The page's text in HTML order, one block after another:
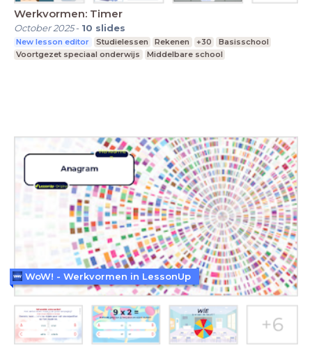
Werkvormen: Timer
October 2025- 10 slides
New lesson editor Studielessen Rekenen +30
Basisschool
Voortgezet speciaal onderwijs
Middelbare school
WoW! - Werkvormen in LessonUp